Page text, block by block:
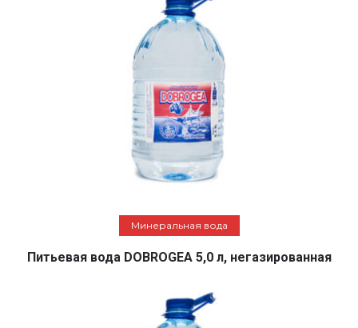
Подробнее
Минеральная вода
Питьевая вода DOBROGEA 5,0 л, негазированная